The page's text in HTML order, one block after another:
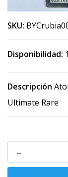
SKU:
Disponibilidad: 1
Descripción
Ultimate Rare
-